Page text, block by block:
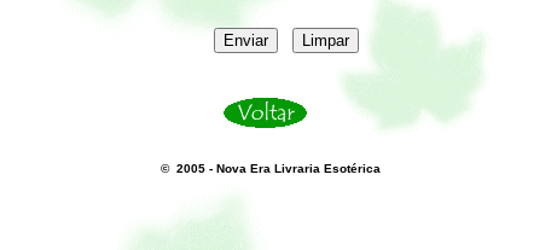
© 2005 - Nova Era Livraria Esotérica